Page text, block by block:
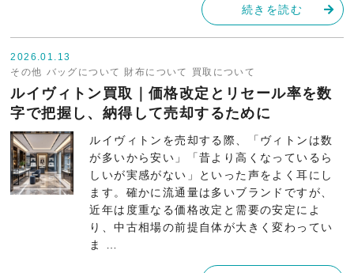
続きを読む
2026.01.13
その他 バッグについて 財布について 買取について
ルイヴィトン買取｜価格改定とリセール率を数
字で把握し、納得して売却するために
ルイヴィトンを売却する際、「ヴィトンは数
が多いから安い」「昔より高くなっているら
しいが実感がない」といった声をよく耳にし
ます。確かに流通量は多いブランドですが、
近年は度重なる価格改定と需要の安定によ
り、中古相場の前提自体が大きく変わってい
ま …